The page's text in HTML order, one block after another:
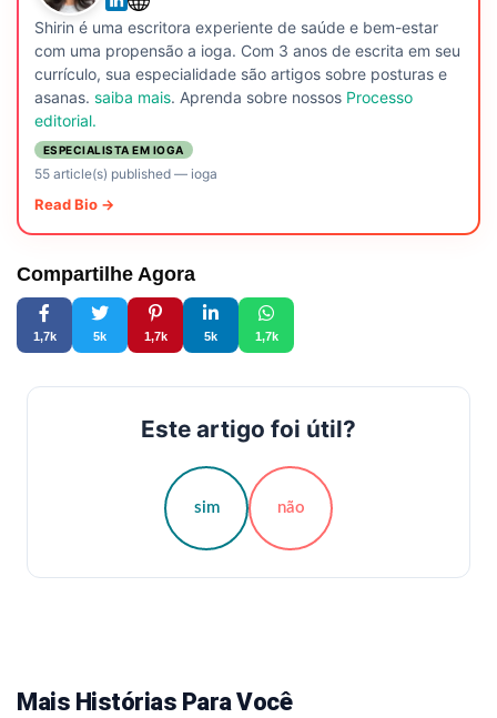
Shirin é uma escritora experiente de saúde e bem-estar
com uma propensão a ioga. Com 3 anos de escrita em seu
currículo, sua especialidade são artigos sobre posturas e
asanas. saiba mais. Aprenda sobre nossos Processo
editorial.
ESPECIALISTA EM IOGA
55 article(s) published— ioga
Read Bio →
Compartilhe Agora
1,7k 5k 1,7k 5k 1,7k
Este artigo foi útil?
sim não
Mais Histórias Para Você